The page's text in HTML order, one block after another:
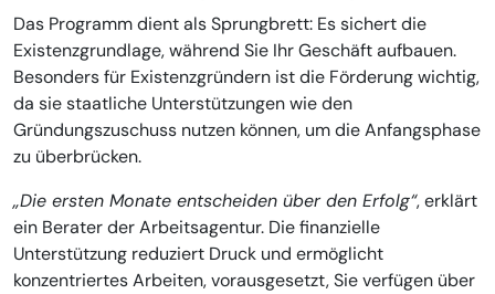
Das Programm dient als Sprungbrett: Es sichert die
Existenzgrundlage, während Sie Ihr Geschäft aufbauen.
Besonders für Existenzgründern ist die Förderung wichtig,
da sie staatliche Unterstützungen wie den
Gründungszuschuss nutzen können, um die Anfangsphase
zu überbrücken.
„Die ersten Monate entscheiden über den Erfolg“, erklärt
ein Berater der Arbeitsagentur. Die finanzielle
Unterstützung reduziert Druck und ermöglicht
konzentriertes Arbeiten, vorausgesetzt, Sie verfügen über